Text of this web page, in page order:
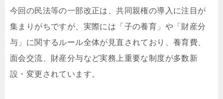
今回の民法等の一部改正は、共同親権の導入に注目が
集まりがちですが、実際には「子の養育」や「財産分
与」に関するルール全体が見直されており、養育費、
面会交流、財産分与など実務上重要な制度が多数新
設・変更されています。